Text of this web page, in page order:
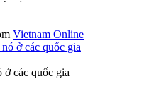
Vietnam Online
ở các quốc gia
ở các quốc gia